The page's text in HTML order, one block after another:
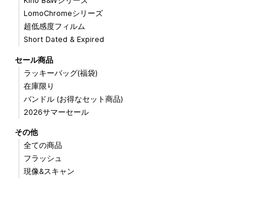
LomoChromeシリーズ
超低感度フィルム
Short Dated & Expired
セール商品
ラッキーバッグ(福袋)
在庫限り
バンドル (お得なセット商品)
2026サマーセール
その他
全ての商品
フラッシュ
現像&スキャン